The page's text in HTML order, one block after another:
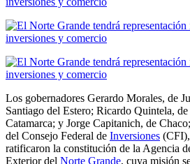
Los gobernadores Gerardo Morales, de
Santiago del Estero; Ricardo Quintela,
Catamarca; y Jorge Capitanich, de
del Consejo Federal de Inversiones
ratificaron la constitución de la Agencia
Exterior del Norte Grande, cuya misión